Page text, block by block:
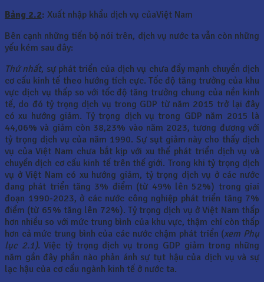
Bảng 2.2: Xuất nhập khẩu dịch vụ củaViệt Nam
Bên cạnh những tiến bộ nói trên, dịch vụ nước ta vẫn còn những
yếu kém sau đây:
Thứ nhất, sự phát triển của dịch vụ chưa đẩy mạnh chuyển dịch
cơ cấu kinh tế theo hướng tích cực. Tốc độ tăng trưởng của khu
vực dịch vụ thấp so với tốc độ tăng trưởng chung của nền kinh
tế, do đó tỷ trọng dịch vụ trong GDP từ năm 2015 trở lại đây
có xu hướng giảm. Tỷ trọng dịch vụ trong GDP năm 2015 là
44,06% và giảm còn 38,23% vào năm 2023, tương đương với
tỷ trọng dịch vụ của năm 1990. Sự sụt giảm này cho thấy dịch
vụ của Việt Nam chưa bắt kịp với xu thế phát triển dịch vụ và
chuyển dịch cơ cấu kinh tế trên thế giới. Trong khi tỷ trọng dịch
vụ ở Việt Nam có xu hướng giảm, tỷ trọng dịch vụ ở các nước
đang phát triển tăng 3% điểm (từ 49% lên 52%) trong giai
đoạn 1990-2023, ở các nước công nghiệp phát triển tăng 7%
điểm (từ 65% tăng lên 72%). Tỷ trọng dịch vụ ở Việt Nam thấp
hơn nhiều so với mức trung bình của khu vực, thậm chí còn thấp
hơn cả mức trung bình của các nước chậm phát triển (xem Phụ
lục 2.1). Việc tỷ trọng dịch vụ trong GDP giảm trong những
năm gần đây phần nào phản ánh sự tụt hậu của dịch vụ và sự
lạc hậu của cơ cấu ngành kinh tế ở nước ta.